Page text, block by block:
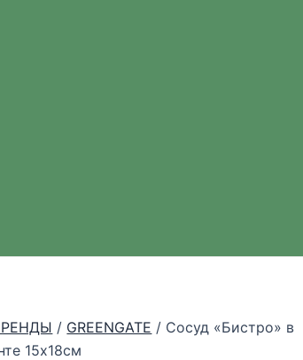
/ GREENGATE / Сосуд «Бистро» в
15х18см